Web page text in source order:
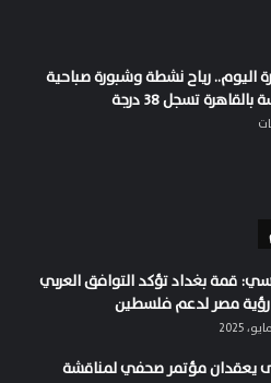
اليوم.. رياح نشطة وشبورة صباحية
تسجل 38 درجة
قمة بغداد تؤكد التوافق العربي
رؤية مصر لدعم فلسطين
يعقدان مؤتمر صحفي لمناقشة